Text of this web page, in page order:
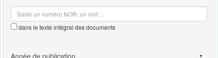
dans le texte intégral des documents